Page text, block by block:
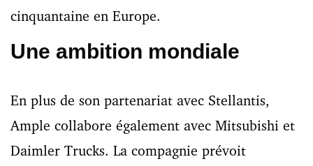
cinquantaine en Europe.
Une ambition mondiale
En plus de son partenariat avec Stellantis,
Ample collabore également avec Mitsubishi et
Daimler Trucks. La compagnie prévoit